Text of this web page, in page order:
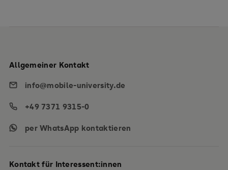
Allgemeiner Kontakt
info@mobile-university.de
+49 7371 9315-0
per WhatsApp kontaktieren
Kontakt für Interessent:innen